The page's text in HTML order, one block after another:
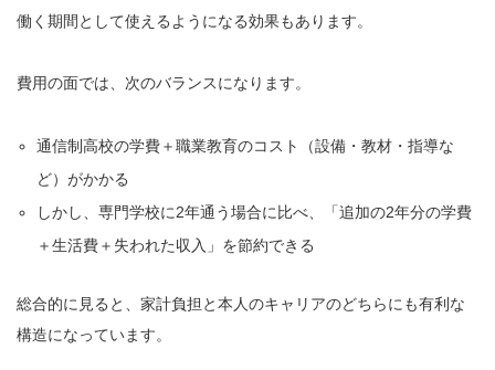
働く期間として使えるようになる効果もあります。
費用の面では、次のバランスになります。
通信制高校の学費＋職業教育のコスト（設備・教材・指導な
ど）がかかる
しかし、専門学校に2年通う場合に比べ、「追加の2年分の学費
＋生活費＋失われた収入」を節約できる
総合的に見ると、家計負担と本人のキャリアのどちらにも有利な
構造になっています。